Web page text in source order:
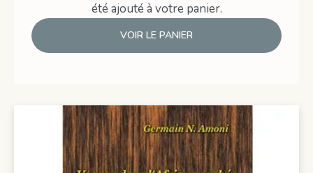
été ajouté à votre panier.
VOIR LE PANIER